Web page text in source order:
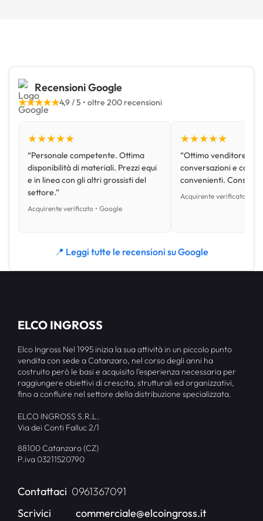
Recensioni Google
★★★★★4,9 / 5 • oltre 200 recensioni
★★★★★
“Personale competente. Ottima
disponibilità di materiali. Prezzi equi
e in linea con gli altri grossisti del
settore.”
Acquirente verificato • Google
★★★★★
“Ottimo venditore,
conversazioni e con
convenienti.
Acquirente verificato •
📍 Leggi tutte le recensioni su Google
ELCO INGROSS
Elco Ingross Nel 1995 inizia la sua attività in un piccolo punto
vendita con sede a Catanzaro, nel corso degli anni ha
costruito però le basi e acquisito l’esperienza necessaria per
raggiungere obiettivi di crescita, strutturali ed organizzativi,
fino a confluire nel settore della distribuzione specializzata.
ELCO INGROSS S.R.L.
Via dei Conti Falluc 2/1
88100 Catanzaro (CZ)
P.iva 03211520790
Contattaci 0961367091
Scrivici
commerciale@elcoingross.it